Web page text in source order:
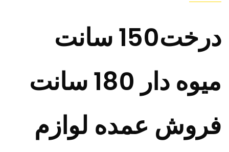
درخت150 سانت
میوه دار 180 سانت
فروش عمده لوازم